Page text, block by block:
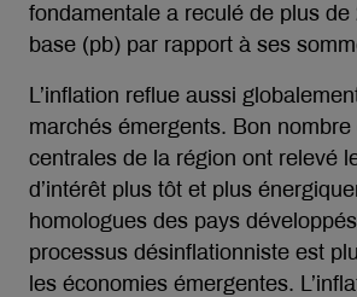
fondamentale a reculé de plus de
base (pb) par rapport à ses
L’inflation reflue aussi
marchés émergents. Bon
centrales de la région ont relevé
d’intérêt plus tôt et plus
homologues des pays
processus désinflationniste est
les économies émergentes.